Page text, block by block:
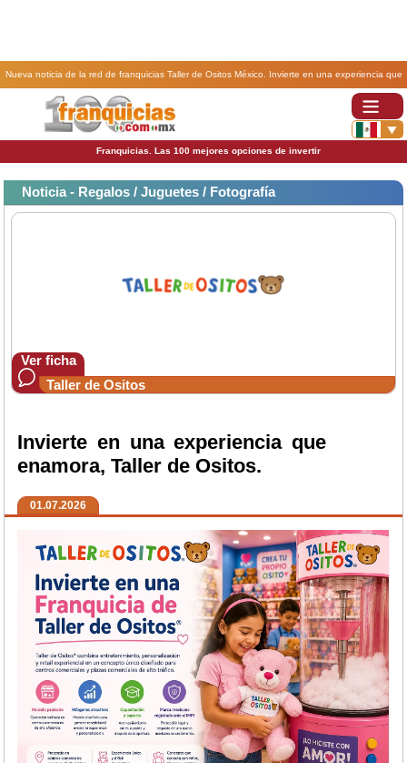
Nueva noticia de la red de franquicias Taller de Ositos México. Invierte en una experiencia que
enamora, Taller de Ositos..
Franquicias. Las 100 mejores opciones de invertir
Noticia - Regalos / Juguetes / Fotografía
Ver ficha
Taller de Ositos
Invierte en una experiencia que
enamora, Taller de Ositos.
01.07.2026